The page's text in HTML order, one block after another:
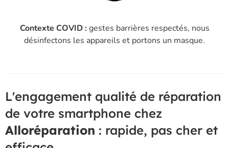
Contexte COVID :gestes barrières respectés, nous
désinfectons les appareils et portons un masque.
L'engagement qualité de réparation
de votre smartphone chez
Alloréparation : rapide, pas cher et